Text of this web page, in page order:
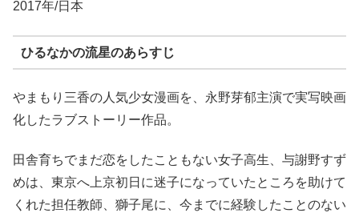
2017年/日本
ひるなかの流星のあらすじ
やまもり三香の人気少女漫画を、永野芽郁主演で実写映画
化したラブストーリー作品。
田舎育ちでまだ恋をしたこともない女子高生、与謝野すず
めは、東京へ上京初日に迷子になっていたところを助けて
くれた担任教師、獅子尾に、今までに経験したことのない